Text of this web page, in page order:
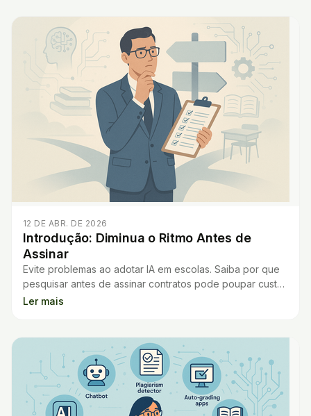
12 DE ABR. DE 2026
Introdução: Diminua o Ritmo Antes de
Assinar
Evite problemas ao adotar IA em escolas. Saiba por que
pesquisar antes de assinar contratos pode poupar custos
e proteger a privacidade.
Ler mais